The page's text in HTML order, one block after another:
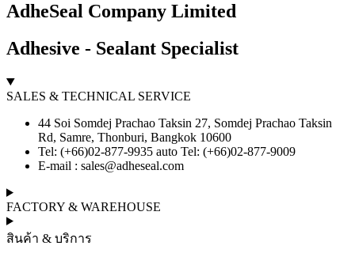
AdheSeal Company Limited
Adhesive - Sealant Specialist
SALES & TECHNICAL SERVICE
44 Soi Somdej Prachao Taksin 27, Somdej Prachao Taksin
Rd, Samre, Thonburi, Bangkok 10600
Tel: (+66)02-877-9935 auto Tel: (+66)02-877-9009
E-mail : sales@adheseal.com
FACTORY & WAREHOUSE
สินค้า & บริการ